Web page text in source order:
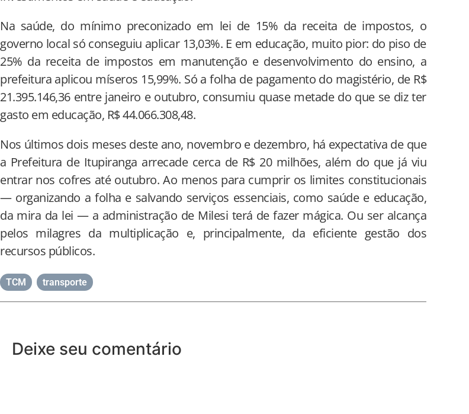
Na saúde, do mínimo preconizado em lei de 15% da receita de impostos, o
governo local só conseguiu aplicar 13,03%. E em educação, muito pior: do piso de
25% da receita de impostos em manutenção e desenvolvimento do ensino, a
prefeitura aplicou míseros 15,99%. Só a folha de pagamento do magistério, de R$
21.395.146,36 entre janeiro e outubro, consumiu quase metade do que se diz ter
gasto em educação, R$ 44.066.308,48.
Nos últimos dois meses deste ano, novembro e dezembro, há expectativa de que
a Prefeitura de Itupiranga arrecade cerca de R$ 20 milhões, além do que já viu
entrar nos cofres até outubro. Ao menos para cumprir os limites constitucionais
— organizando a folha e salvando serviços essenciais, como saúde e educação,
da mira da lei — a administração de Milesi terá de fazer mágica. Ou ser alcança
pelos milagres da multiplicação e, principalmente, da eficiente gestão dos
recursos públicos.
TCM transporte
Deixe seu comentário